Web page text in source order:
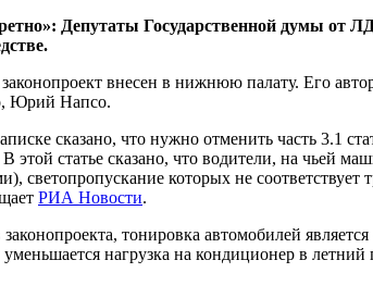
Депутаты Государственной думы от
внесен в нижнюю палату. Его
Юрий Напсо.
сказано, что нужно отменить часть 3.1
этой статье сказано, что водители, на чьей
светопропускание которых не
РИА Новости.
тонировка автомобилей
нагрузка на кондиционер в